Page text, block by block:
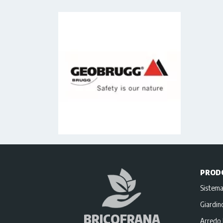
BRICOFRANA
Arredo